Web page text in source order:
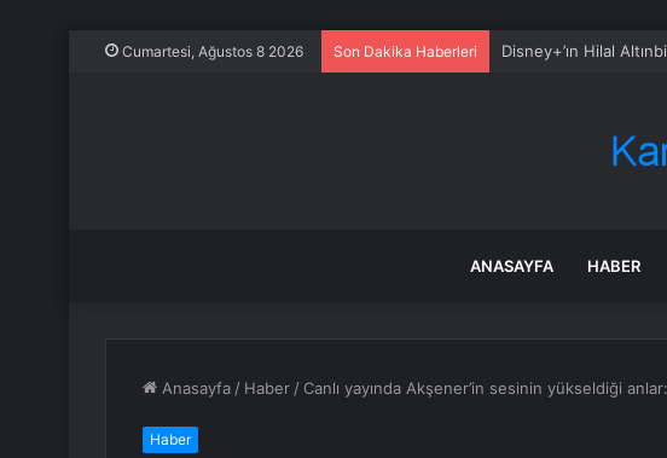
Cumartesi, Ağustos 8 2026 Son Dakika Haberleri İstanbul’da 128 yeni
ANASAYFA HABER
Anasayfa / Haber / Canlı yayında Akşener’in sesinin yükseldiği
Haber